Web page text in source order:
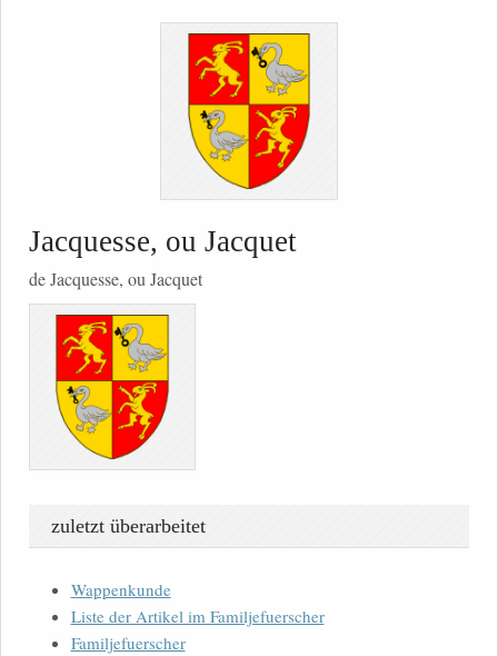
Jacquesse, ou Jacquet
de Jacquesse, ou Jacquet
zuletzt überarbeitet
Wappenkunde
Liste der Artikel im Familjefuerscher
Familjefuerscher